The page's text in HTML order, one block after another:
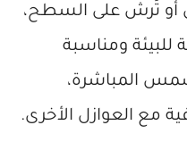
أو تُرش على السطح،
ومناسبة
المباشرة،
مع العوازل الأخرى.